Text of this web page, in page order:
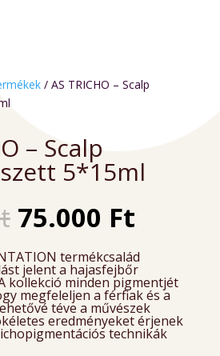
/ AS TRICHO – Scalp
– Scalp
5*15ml
Original
price
was:
82.000 Ft.
75.000 Ftprice
is:
termékcsalád
jelent a hajasfejbőr
kollekció minden pigmentjét
megfeleljen a férfiak és a
téve a művészek
eredményeket érjenek
technikák